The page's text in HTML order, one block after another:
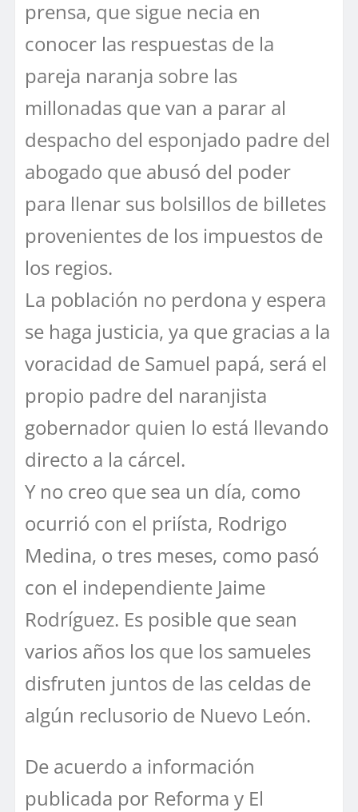
prensa, que sigue necia en
conocer las respuestas de la
pareja naranja sobre las
millonadas que van a parar al
despacho del esponjado padre del
abogado que abusó del poder
para llenar sus bolsillos de billetes
provenientes de los impuestos de
los regios.
La población no perdona y espera
se haga justicia, ya que gracias a la
voracidad de Samuel papá, será el
propio padre del naranjista
gobernador quien lo está llevando
directo a la cárcel.
Y no creo que sea un día, como
ocurrió con el priísta, Rodrigo
Medina, o tres meses, como pasó
con el independiente Jaime
Rodríguez. Es posible que sean
varios años los que los samueles
disfruten juntos de las celdas de
algún reclusorio de Nuevo León.
De acuerdo a información
publicada por Reforma y El